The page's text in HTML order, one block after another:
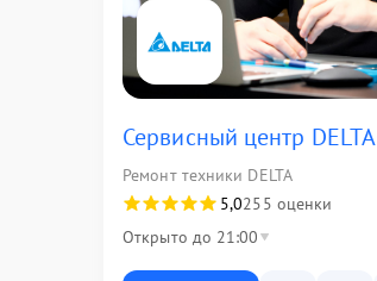
Сервисный центр DELTA
Ремонт техники DELTA
5,0255 оценки
Открыто до 21:00